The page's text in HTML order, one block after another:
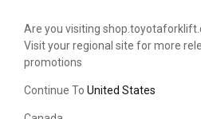
Are you visiting
Visit your regional site for more
promotions
Continue To United States